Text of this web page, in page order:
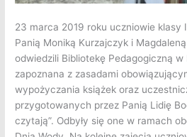
23 marca 2019 roku uczniowie klasy
Panią Moniką Kurzajczyk i
odwiedzili Bibliotekę Pedagogiczną w
zapoznana z zasadami
wypożyczania książek oraz
przygotowanych przez Panią Lidię
czytają”. Odbyły się one w ramach